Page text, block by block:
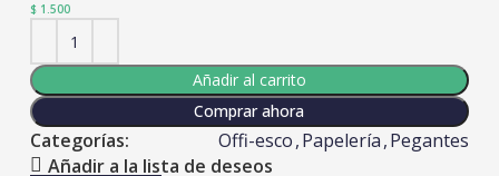
$1.500
Añadir al carrito
Comprar ahora
Categorías: Offi-esco,Papelería,Pegantes
Añadir a la lista de deseos